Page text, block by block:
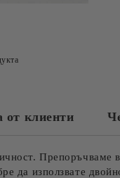
от клиенти
да използвате